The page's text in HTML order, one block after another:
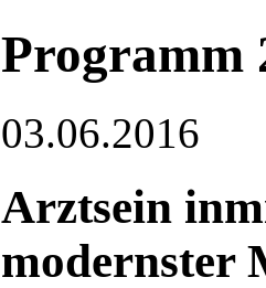
Programm
03.06.2016
Arztsein
modernster